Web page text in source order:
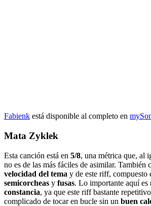
Fabienk está disponible al completo en
Mata Zyklek
Esta canción está en 5/8, una métrica que, al
no es de las más fáciles de asimilar. También
velocidad del tema y de este riff, compuesto
semicorcheas y fusas. Lo importante aquí es
constancia, ya que este riff bastante
complicado de tocar en bucle sin un buen